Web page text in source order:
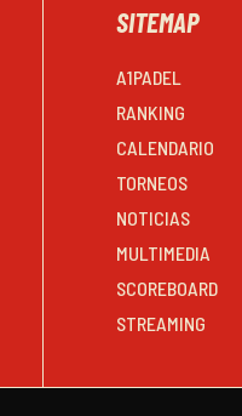
SITEMAP
A1PADEL
RANKING
CALENDARIO
TORNEOS
NOTICIAS
MULTIMEDIA
SCOREBOARD
STREAMING